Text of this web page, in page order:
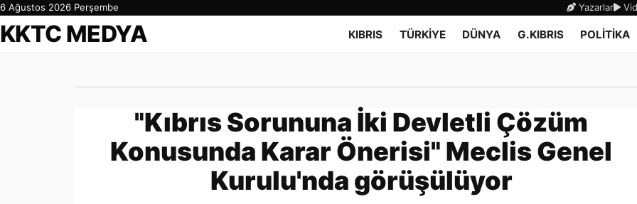
6 Ağustos 2026 Perşembe Yazarlar
KKTC MEDYA KIBRIS TÜRKİYE DÜNYA G.KIBRIS POLİTİKA
"Kıbrıs Sorununa İki Devletli Çözüm
Konusunda Karar Önerisi" Meclis Genel
Kurulu'nda görüşülüyor